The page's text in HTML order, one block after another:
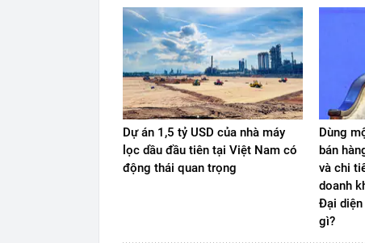
Dự án 1,5 tỷ USD của nhà máy
lọc dầu đầu tiên tại Việt Nam có
động thái quan trọng
Dùng
bán
và chi
doanh
Đại diện
gì?